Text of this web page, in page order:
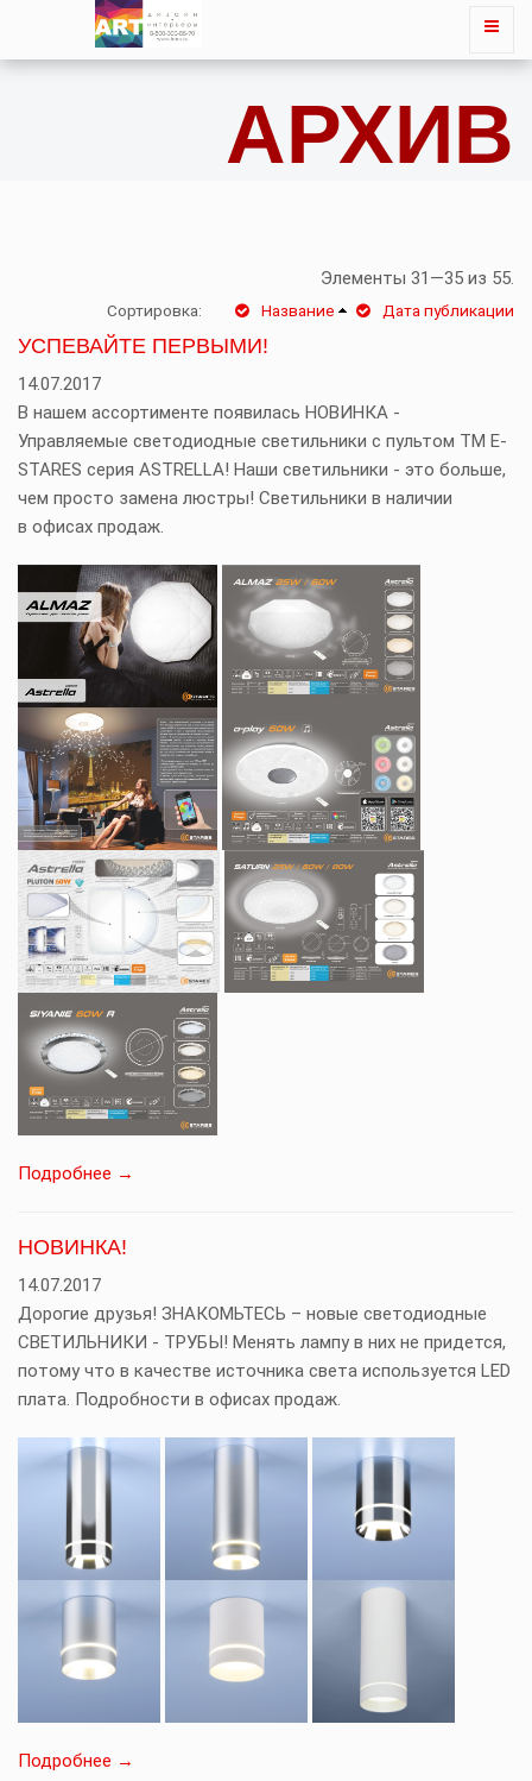
АРХИВ
Элементы 31—35 из 55.
Сортировка: Название Дата публикации
УСПЕВАЙТЕ ПЕРВЫМИ!
14.07.2017
В нашем ассортименте появилась НОВИНКА -
Управляемые светодиодные светильники с пультом ТМ E-
STARES серия ASTRELLA! Наши светильники - это больше,
чем просто замена люстры! Светильники в наличии
в офисах продаж.
Подробнее →
НОВИНКА!
14.07.2017
Дорогие друзья! ЗНАКОМЬТЕСЬ – новые светодиодные
СВЕТИЛЬНИКИ - ТРУБЫ! Менять лампу в них не придется,
потому что в качестве источника света используется LED
плата. Подробности в офисах продаж.
Подробнее →